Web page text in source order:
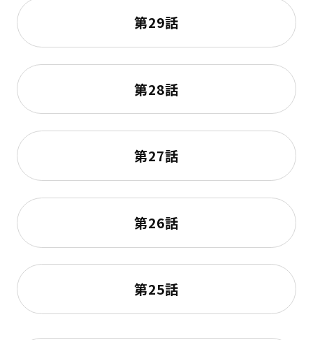
第29話
第28話
第27話
第26話
第25話